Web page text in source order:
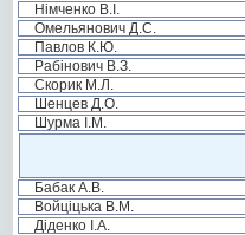
Німченко В.І.
Омельянович Д.С.
Павлов К.Ю.
Рабінович В.З.
Скорик М.Л.
Шенцев Д.О.
Шурма І.М.
Бабак А.В.
Войціцька В.М.
Діденко І.А.